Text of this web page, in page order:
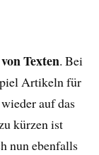
Texten. Bei
Artikeln für
auf das
kürzen ist
nun ebenfalls